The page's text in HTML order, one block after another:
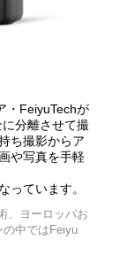
・FeiyuTechが
分離させて撮
ち撮影からア
や写真を手軽
っています。
、ヨーロッパお
の中ではFeiyu